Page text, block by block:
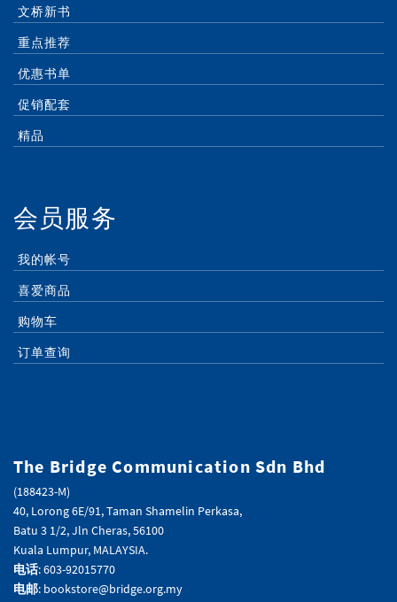
文桥新书
重点推荐
优惠书单
促销配套
精品
会员服务
我的帐号
喜爱商品
购物车
订单查询
The Bridge Communication Sdn Bhd
(188423-M)
40, Lorong 6E/91, Taman Shamelin Perkasa,
Batu 3 1/2, Jln Cheras, 56100
Kuala Lumpur, MALAYSIA.
电话: 603-92015770
电邮: bookstore@bridge.org.my